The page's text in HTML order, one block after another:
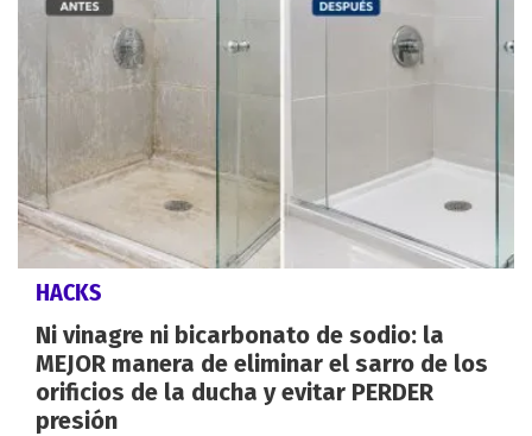
HACKS
Ni vinagre ni bicarbonato de sodio: la
MEJOR manera de eliminar el sarro de los
orificios de la ducha y evitar PERDER
presión